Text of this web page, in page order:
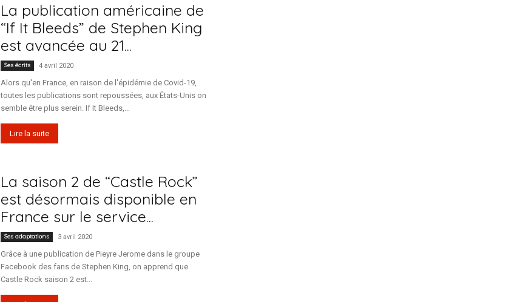
La publication américaine de
“If It Bleeds” de Stephen King
est avancée au 21...
Ses écrits 4 avril 2020
Alors qu'en France, en raison de l'épidémie de Covid-19,
toutes les publications sont repoussées, aux États-Unis on
semble être plus serein. If It Bleeds,...
Lire la suite
La saison 2 de “Castle Rock”
est désormais disponible en
France sur le service...
Ses adaptations 3 avril 2020
Grâce à une publication de Pieyre Jerome dans le groupe
Facebook des fans de Stephen King, on apprend que
Castle Rock saison 2 est...